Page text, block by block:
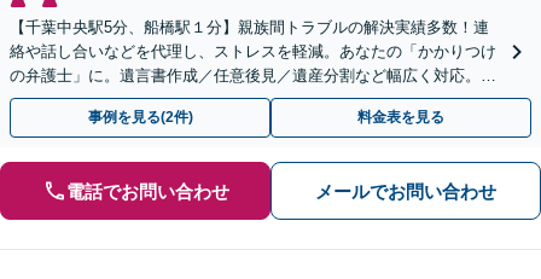
【千葉中央駅5分、船橋駅１分】親族間トラブルの解決実績多数！連
絡や話し合いなどを代理し、ストレスを軽減。あなたの「かかりつけ
の弁護士」に。遺言書作成／任意後見／遺産分割など幅広く対応。お
気軽にご相談ください！【初回来所相談30分無料】
事例を見る(2件) 料金表を見る
電話でお問い合わせ メールでお問い合わせ